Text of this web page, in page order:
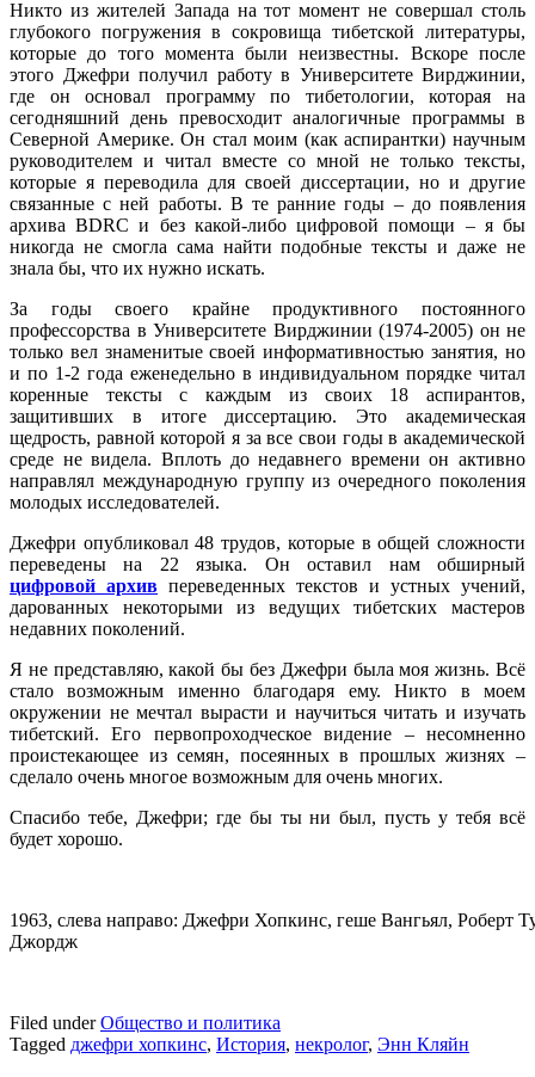
Никто из жителей Запада на тот момент не совершал столь
глубокого погружения в сокровища тибетской литературы,
которые до того момента были неизвестны. Вскоре после
этого Джефри получил работу в Университете Вирджинии,
где он основал программу по тибетологии, которая на
сегодняшний день превосходит аналогичные программы в
Северной Америке. Он стал моим (как аспирантки) научным
руководителем и читал вместе со мной не только тексты,
которые я переводила для своей диссертации, но и другие
связанные с ней работы. В те ранние годы – до появления
архива BDRC и без какой-либо цифровой помощи – я бы
никогда не смогла сама найти подобные тексты и даже не
знала бы, что их нужно искать.
За годы своего крайне продуктивного постоянного
профессорства в Университете Вирджинии (1974-2005) он не
только вел знаменитые своей информативностью занятия, но
и по 1-2 года еженедельно в индивидуальном порядке читал
коренные тексты с каждым из своих 18 аспирантов,
защитивших в итоге диссертацию. Это академическая
щедрость, равной которой я за все свои годы в академической
среде не видела. Вплоть до недавнего времени он активно
направлял международную группу из очередного поколения
молодых исследователей.
Джефри опубликовал 48 трудов, которые в общей сложности
переведены на 22 языка. Он оставил нам обширный
цифровой архив переведенных текстов и устных учений,
дарованных некоторыми из ведущих тибетских мастеров
недавних поколений.
Я не представляю, какой бы без Джефри была моя жизнь. Всё
стало возможным именно благодаря ему. Никто в моем
окружении не мечтал вырасти и научиться читать и изучать
тибетский. Его первопроходческое видение – несомненно
проистекающее из семян, посеянных в прошлых жизнях –
сделало очень многое возможным для очень многих.
Спасибо тебе, Джефри; где бы ты ни был, пусть у тебя всё
будет хорошо.
1963, слева направо: Джефри Хопкинс, геше Вангьял, Роберт
Джордж
Filed underОбщество и политика
Tagged джефри хопкинс, История, некролог, Энн Кляйн